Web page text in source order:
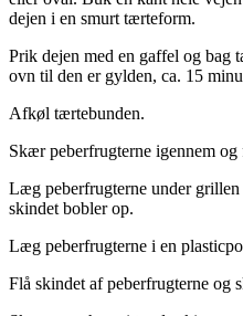
dejen i en smurt tærteform.
Prik dejen med en gaffel og bag
ovn til den er gylden, ca. 15
Afkøl tærtebunden.
Skær peberfrugterne igennem
Læg peberfrugterne under
skindet bobler op.
Læg peberfrugterne i en
Flå skindet af peberfrugterne og